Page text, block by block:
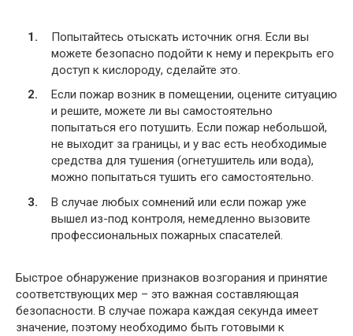
Попытайтесь отыскать источник огня. Если вы
можете безопасно подойти к нему и перекрыть его
доступ к кислороду, сделайте это.
Если пожар возник в помещении, оцените ситуацию
и решите, можете ли вы самостоятельно
попытаться его потушить. Если пожар небольшой,
не выходит за границы, и у вас есть необходимые
средства для тушения (огнетушитель или вода),
можно попытаться тушить его самостоятельно.
В случае любых сомнений или если пожар уже
вышел из-под контроля, немедленно вызовите
профессиональных пожарных спасателей.
Быстрое обнаружение признаков возгорания и принятие
соответствующих мер – это важная составляющая
безопасности. В случае пожара каждая секунда имеет
значение, поэтому необходимо быть готовыми к